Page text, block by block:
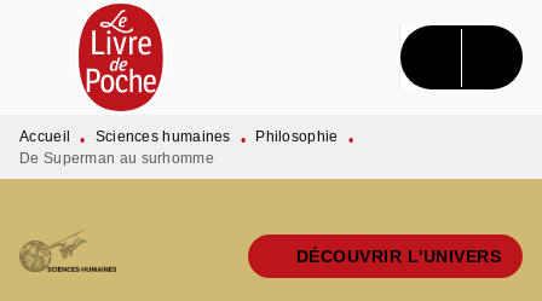
MENU RECHERCHE CONTENU
PIED DE PAGE
Accueil • Sciences humaines • Philosophie
•
De Superman au surhomme
DÉCOUVRIR L'UNIVERS